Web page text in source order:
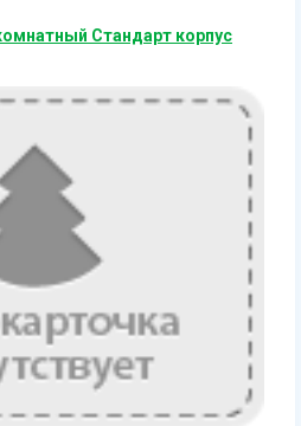
Стандарт корпус